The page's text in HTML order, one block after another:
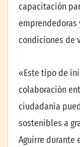
capacitación
emprendedoras
condiciones de
«Este tipo de
colaboración
ciudadanía
sostenibles a
Aguirre durante